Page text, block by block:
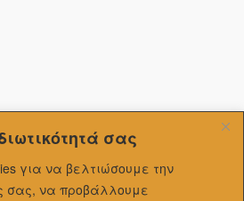
σας
για να βελτιώσουμε την
σας, να προβάλλουμε